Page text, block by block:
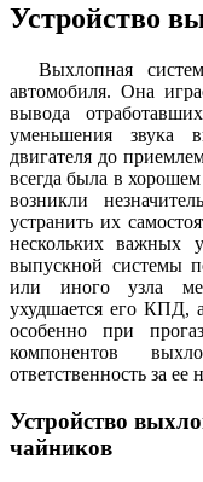
Устройство
Выхлопная
автомобиля. Она
вывода
уменьшения звука
двигателя до
всегда была в
возникли
устранить их
нескольких важных
выпускной системы
или иного узла
ухудшается его КПД,
особенно при
компонентов
ответственность за
Устройство
чайников